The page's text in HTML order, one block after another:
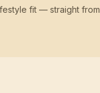
fit — straight from